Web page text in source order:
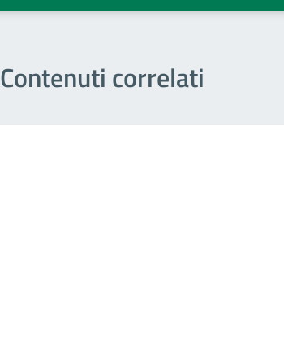
Contenuti correlati